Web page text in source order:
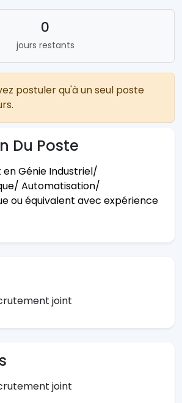
0
jours restants
postuler qu'à un seul poste
Du Poste
en Génie Industriel/
Automatisation/
ou équivalent avec expérience
joint
joint